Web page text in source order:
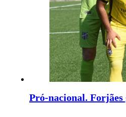
Pró-nacional. Forjães